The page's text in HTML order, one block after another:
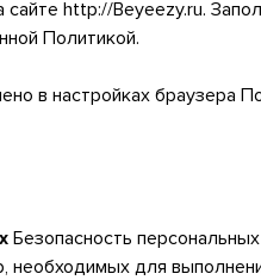
http://Beyeezy.ru.
Политикой.
в настройках браузера
Безопасность
необходимых для